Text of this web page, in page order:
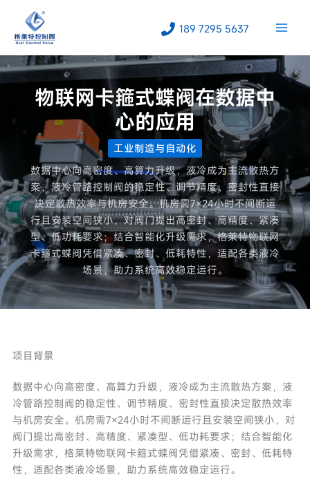
容
189 7295 5637
物联网卡箍式蝶阀在数据中
心的应用
工业制造与自动化
数据中心向高密度、高算力升级，液冷成为主流散热方
案，液冷管路控制阀的稳定性、调节精度、密封性直接
决定散热效率与机房安全。机房需7×24小时不间断运
行且安装空间狭小，对阀门提出高密封、高精度、紧凑
型、低功耗要求；结合智能化升级需求，格莱特物联网
卡箍式蝶阀凭借紧凑、密封、低耗特性，适配各类液冷
场景，助力系统高效稳定运行。
项目背景
数据中心向高密度、高算力升级，液冷成为主流散热方案，液
冷管路控制阀的稳定性、调节精度、密封性直接决定散热效率
与机房安全。机房需7×24小时不间断运行且安装空间狭小，对
阀门提出高密封、高精度、紧凑型、低功耗要求；结合智能化
升级需求，格莱特物联网卡箍式蝶阀凭借紧凑、密封、低耗特
性，适配各类液冷场景，助力系统高效稳定运行。